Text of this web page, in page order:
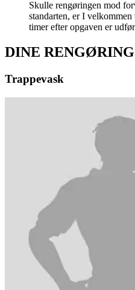
Skulle rengøringen mod
standarten, er I
timer efter opgaven er
DINE
Trappevask